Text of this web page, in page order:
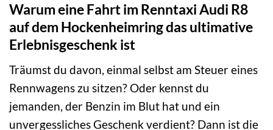
Warum eine Fahrt im Renntaxi Audi R8
auf dem Hockenheimring das ultimative
Erlebnisgeschenk ist
Träumst du davon, einmal selbst am Steuer eines
Rennwagens zu sitzen? Oder kennst du
jemanden, der Benzin im Blut hat und ein
unvergessliches Geschenk verdient? Dann ist die